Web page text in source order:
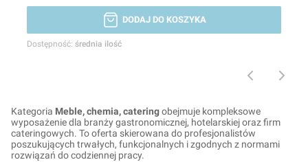
DODAJ DO KOSZYKA
Dostępność: średnia ilość
Kategoria Meble, chemia, cateringobejmuje kompleksowe
wyposażenie dla branży gastronomicznej, hotelarskiej oraz firm
cateringowych. To oferta skierowana do profesjonalistów
poszukujących trwałych, funkcjonalnych i zgodnych z normami
rozwiązań do codziennej pracy.